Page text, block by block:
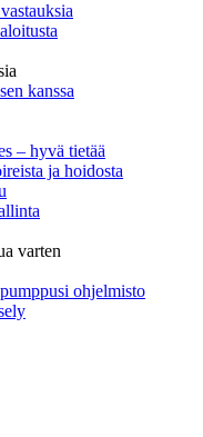
kanssa
– hyvä tietää
ja hoidosta
varten
ohjelmisto